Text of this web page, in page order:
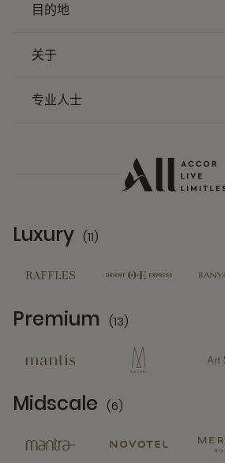
目的地
关于
专业人士
Luxury (11)
Premium (13)
Midscale (6)